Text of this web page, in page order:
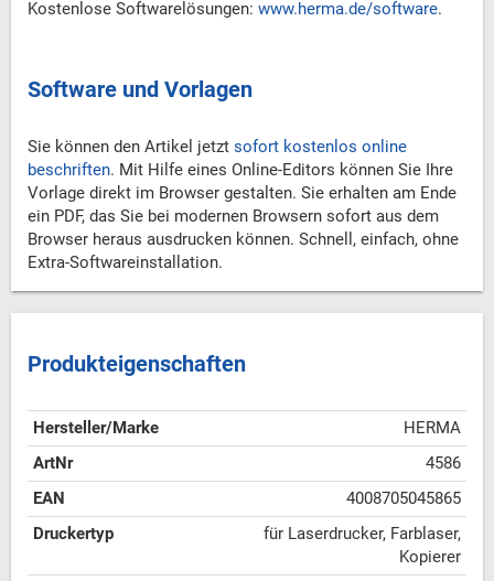
Kostenlose Softwarelösungen: www.herma.de/software.
Software und Vorlagen
Sie können den Artikel jetzt sofort kostenlos online
beschriften. Mit Hilfe eines Online-Editors können Sie Ihre
Vorlage direkt im Browser gestalten. Sie erhalten am Ende
ein PDF, das Sie bei modernen Browsern sofort aus dem
Browser heraus ausdrucken können. Schnell, einfach, ohne
Extra-Softwareinstallation.
Produkteigenschaften
Hersteller/Marke
HERMA
ArtNr
4586
EAN
4008705045865
Druckertyp
für Laserdrucker, Farblaser,
Kopierer